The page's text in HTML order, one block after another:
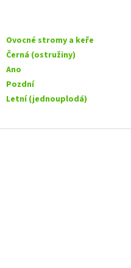
Ovocné stromy a keře
Černá (ostružiny)
Ano
Pozdní
Letní (jednouplodá)